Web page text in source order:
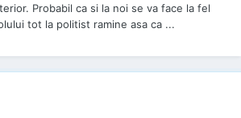
Probabil ca si la noi se va face la fel
tot la politist ramine asa ca ...